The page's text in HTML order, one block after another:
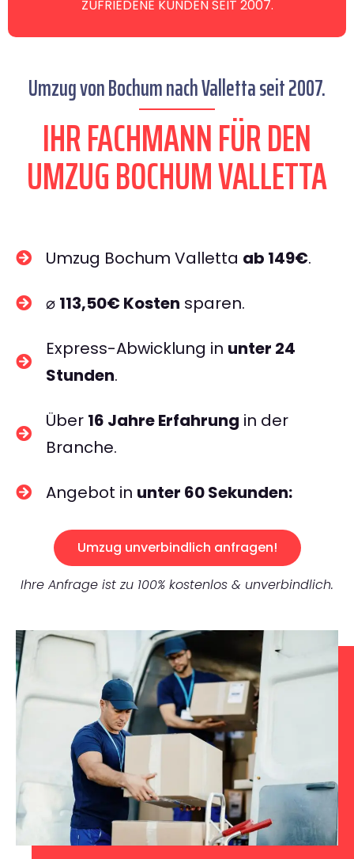
ZUFRIEDENE KUNDEN SEIT 2007.
Umzug von Bochum nach Valletta seit 2007.
IHR FACHMANN FÜR DEN
UMZUG BOCHUM VALLETTA
Umzug Bochum Valletta ab 149€.
⌀ 113,50€ Kosten sparen.
Express-Abwicklung in unter 24
Stunden.
Über 16 Jahre Erfahrung in der
Branche.
Angebot in unter 60 Sekunden:
Umzug unverbindlich anfragen!
Ihre Anfrage ist zu 100% kostenlos & unverbindlich.